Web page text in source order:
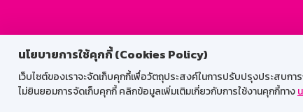
นโยบายการใช้คุกกี้ (Cookies Policy)
เว็บไซต์ของเราจะจัดเก็บคุกกี้เพื่อวัตถุประสงค์ในการปรับปรุงประสบก
ไม่ยินยอมการจัดเก็บคุกกี้ คลิกข้อมูลเพิ่มเติมเกี่ยวกับการใช้งานคุกกี้ทาง